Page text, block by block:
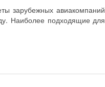
зарубежных авиакомпаний
Наиболее подходящие для